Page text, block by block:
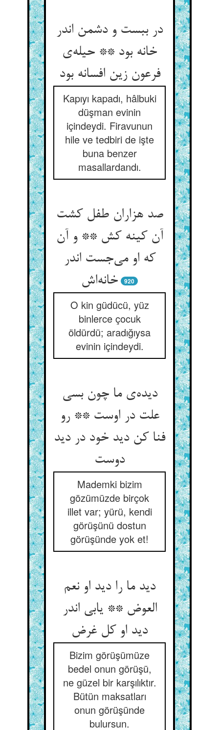
در ببست و دشمن اندر
خانه بود ** حیله‌‌ی
فرعون زین افسانه بود
Kapıyı kapadı, hâlbuki
düşman evinin
içindeydi. Firavunun
hile ve tedbiri de işte
buna benzer
masallardandı.
صد هزاران طفل کشت
آن کینه کش ** و آن
که او می‌‌جست اندر
920
O kin güdücü, yüz
binlerce çocuk
öldürdü; aradığıysa
evinin içindeydi.
دیده‌‌ی ما چون بسی
علت در اوست ** رو
فنا کن دید خود در دید
Mademki bizim
gözümüzde birçok
illet var; yürü, kendi
görüşünü dostun
görüşünde yok et!
دید ما را دید او نعم
العوض ** یابی اندر
Bizim görüşümüze
bedel onun görüşü,
ne güzel bir karşılıktır.
Bütün maksatları
onun görüşünde
bulursun.